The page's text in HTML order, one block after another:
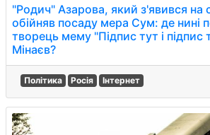
"Родич" Азарова, який з'явився на
обійняв посаду мера Сум: де нині
творець мему "Підпис тут і підпис
Мінаєв?
Політика Росія Інтернет